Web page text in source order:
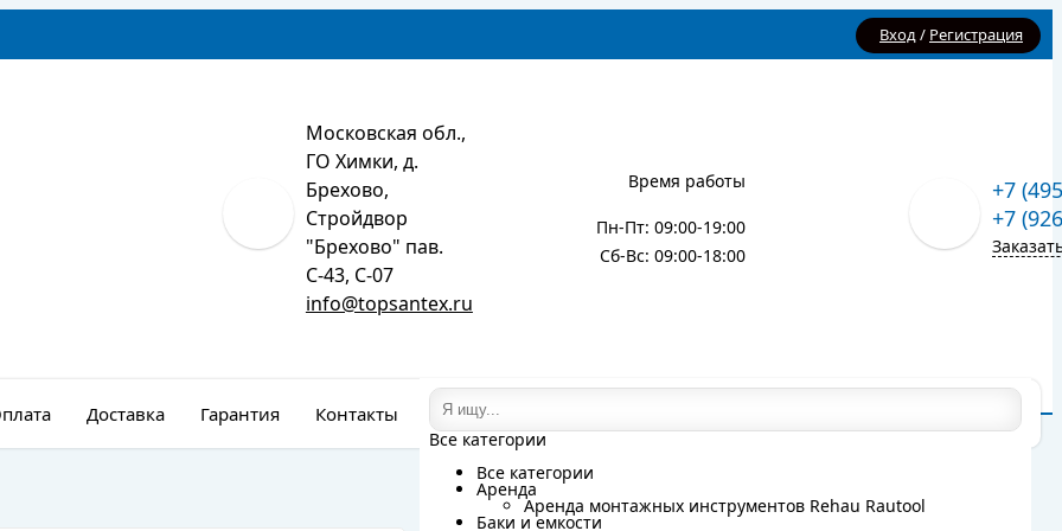
Вход/ Регистрация
Московская обл.,
ГО Химки, д.
Брехово,
Стройдвор
"Брехово" пав.
С-43, С-07
info@topsantex.ru
Время работы
Пн-Пт: 09:00-19:00
Сб-Вс: 09:00-18:00
+7
+7
Все категории
Все категории
Аренда
Аренда монтажных инструментов Rehau Rautool
Баки и емкости
Все категории
Все категории
Аренда
Аренда монтажных инструментов Rehau Rautool
Баки и емкости
Доставка Гарантия Контакты Монтаж